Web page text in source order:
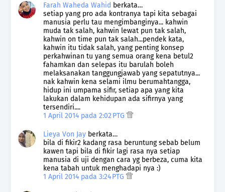
Farah Waheda Wahid berkata…
setiap yang pro ada kontranya tapi kita sebagai
manusia perlu tau mengimbanginya... kahwin
muda tak salah, kahwin lewat pun tak salah,
kahwin on time pun tak salah...pendek kata,
kahwin itu tidak salah, yang penting konsep
perkahwinan tu yang semua orang kena betul2
fahamkan dan selepas itu barulah boleh
melaksanakan tanggungjawab yang sepatutnya...
nak kahwin kena selami ilmu berumahtangga,
hidup ini umpama sifir, setiap apa yang kita
lakukan dalam kehidupan ada sifirnya yang
tersendiri....
1 April 2014 pada 2:02 PTG
Lieya Von Jay berkata…
bila di fikir2 kadang rasa beruntung sebab belum
kawen tapi bila di fikir lagi rasa nya setiap
manusia di uji dengan cara yg berbeza, cuma kita
kena tabah untuk menghadapi nya :)
1 April 2014 pada 3:24 PTG